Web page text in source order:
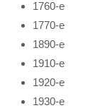
1760-е
1770-е
1890-е
1910-е
1920-е
1930-е